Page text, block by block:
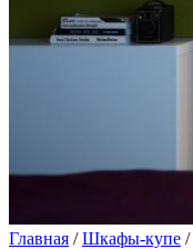
Главная /Шкафы-купе /